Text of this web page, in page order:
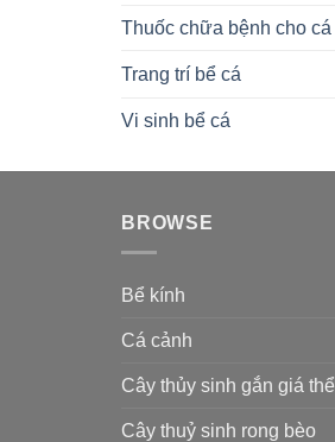
Thuốc chữa bệnh cho cá
Trang trí bể cá
Vi sinh bể cá
BROWSE
Bể kính
Cá cảnh
Cây thủy sinh gắn giá thể
Cây thuỷ sinh rong bèo